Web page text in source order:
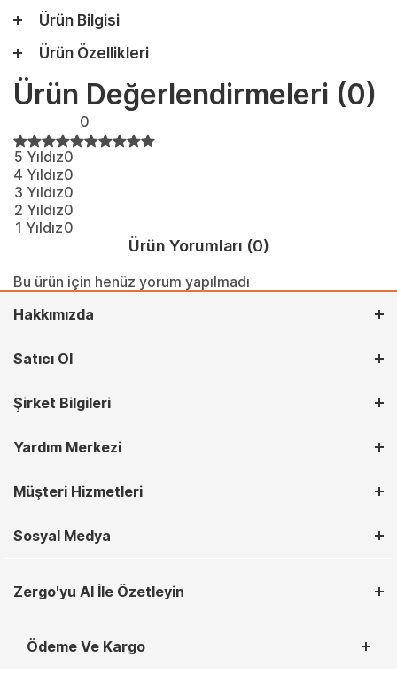
Ürün Bilgisi
Ürün Özellikleri
Ürün Değerlendirmeleri (0)
0
5 Yıldız0
4 Yıldız0
3 Yıldız0
2 Yıldız0
1 Yıldız0
Ürün Yorumları (0)
Bu ürün için henüz yorum yapılmadı
Hakkımızda
Satıcı Ol
Şirket Bilgileri
Yardım Merkezi
Müşteri Hizmetleri
Sosyal Medya
Zergo'yu AI İle Özetleyin
Ödeme Ve Kargo